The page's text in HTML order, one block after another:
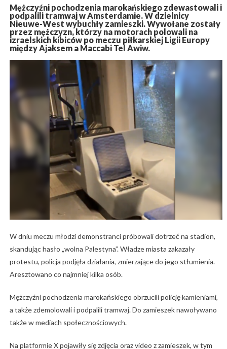
Mężczyźni pochodzenia marokańskiego zdewastowali i
podpalili tramwaj w Amsterdamie. W dzielnicy
Nieuwe-West wybuchły zamieszki. Wywołane zostały
przez mężczyzn, którzy na motorach polowali na
izraelskich kibiców po meczu piłkarskiej Ligii Europy
między Ajaksem a Maccabi Tel Awiw.
W dniu meczu młodzi demonstranci próbowali dotrzeć na stadion,
skandując hasło „wolna Palestyna”. Władze miasta zakazały
protestu, policja podjęła działania, zmierzające do jego stłumienia.
Aresztowano co najmniej kilka osób.
Mężczyźni pochodzenia marokańskiego obrzucili policję kamieniami,
a także zdemolowali i podpalili tramwaj. Do zamieszek nawoływano
także w mediach społecznościowych.
Na platformie X pojawiły się zdjęcia oraz video z zamieszek, w tym